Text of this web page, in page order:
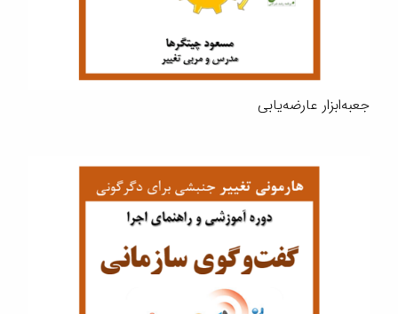
جعبه‌ابزار عارضه‌یابی